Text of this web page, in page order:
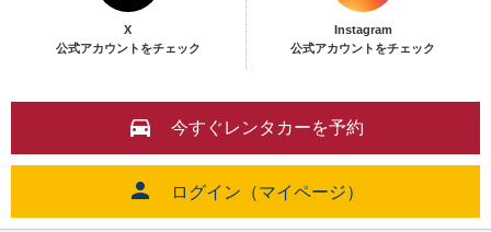
X
公式アカウントをチェック
Instagram
公式アカウントをチェック
今すぐレンタカーを予約
ログイン（マイページ）